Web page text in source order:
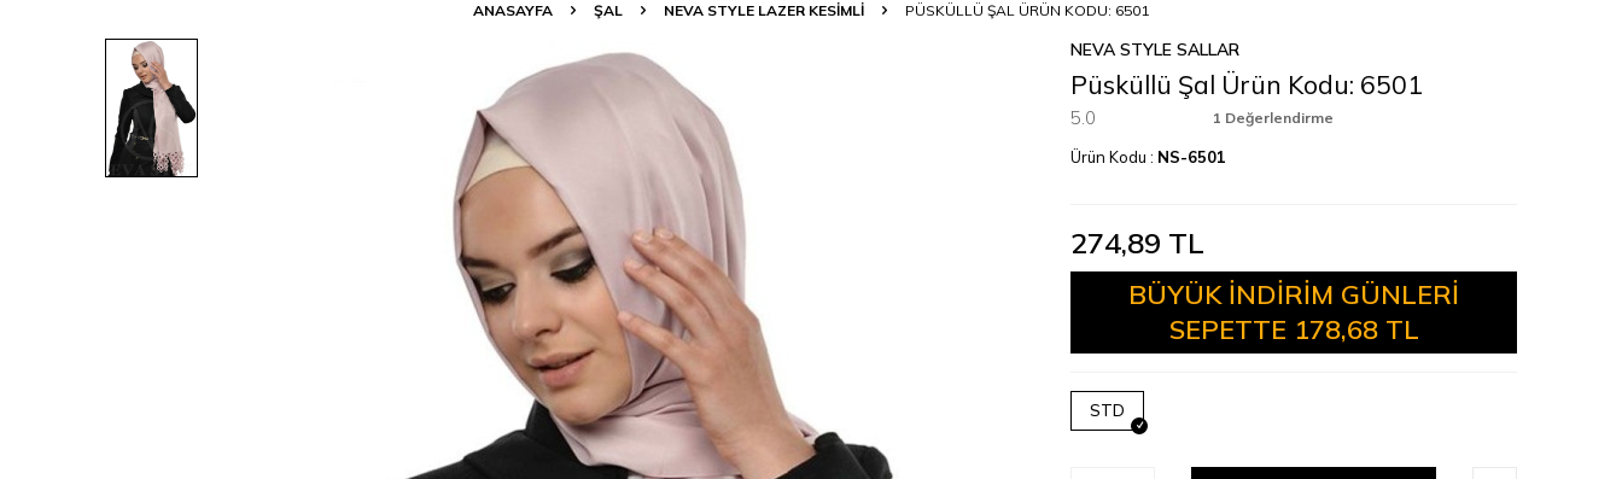
ANASAYFA ŞAL NEVA STYLE LAZER KESIMLI PÜSKÜLLÜ ŞAL ÜRÜN KODU: 6501
NEVA STYLE SALLAR
Püsküllü Şal Ürün Kodu: 6501
5.0 1 Değerlendirme
Ürün Kodu : NS-6501
274,89 TL
BÜYÜK İNDİRİM GÜNLERİ
SEPETTE 178,68 TL
STD